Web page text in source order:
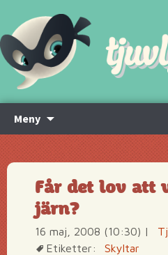
Meny
innehåll
Får det lov att
järn?
16 maj, 2008 (10:30) |
Etiketter:
Skyltar